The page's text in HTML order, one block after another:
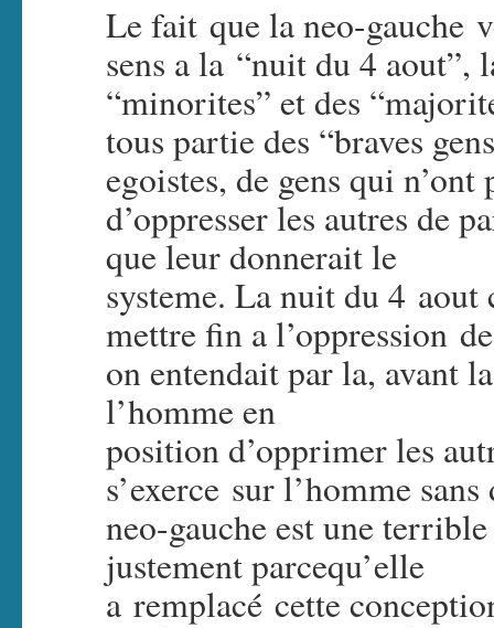
Le fait que la neo-gauche
sens a la “nuit du 4 aout”,
“minorites” et des
tous partie des “braves
egoistes, de gens qui
d’oppresser les autres de
que leur donnerait le
systeme. La nuit du 4
mettre fin a l’oppression
on entendait par la, avant
l’homme en
position d’opprimer les
s’exerce sur l’homme
neo-gauche est une
justement parcequ’elle
a remplacé cette